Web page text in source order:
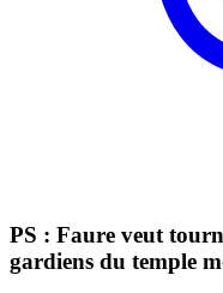
PS : Faure veut
gardiens du temple